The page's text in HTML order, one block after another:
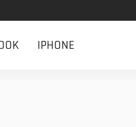
IPHONE